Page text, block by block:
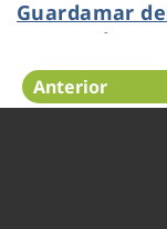
Guardamar
IV Foro de
Anterior